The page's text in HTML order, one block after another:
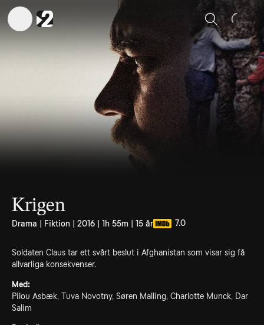
Sök
Krigen
Drama | Fiktion | 2016 | 1h 55m | 15 år 7.0
Soldaten Claus tar ett svårt beslut i Afghanistan som visar sig få
allvarliga konsekvenser.
Med:
Pilou Asbæk, Tuva Novotny, Søren Malling, Charlotte Munck, Dar
Salim